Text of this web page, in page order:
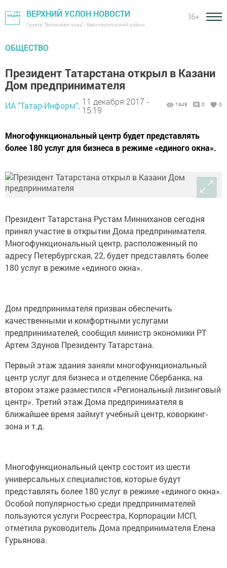
ВЕРХНИЙ УСЛОН НОВОСТИ
Газета "Волжская новь" - Верхнеуслонский район
16+
ОБЩЕСТВО
Президент Татарстана открыл в Казани
Дом предпринимателя
ИА "Татар-Информ", 11 декабря 2017 -
15:19
1948 0 0
Многофункциональный центр будет представлять
более 180 услуг для бизнеса в режиме «единого окна».
Президент Татарстана Рустам Минниханов сегодня
принял участие в открытии Дома предпринимателя.
Многофункциональный центр, расположенный по
адресу Петербургская, 22, будет представлять более
180 услуг в режиме «единого окна».
Дом предпринимателя призван обеспечить
качественными и комфортными услугами
предпринимателей, сообщил министр экономики РТ
Артем Здунов Президенту Татарстана.
Первый этаж здания заняли многофункциональный
центр услуг для бизнеса и отделение Сбербанка, на
втором этаже разместился «Региональный лизинговый
центр». Третий этаж Дома предпринимателя в
ближайшее время займут учебный центр, коворкинг-
зона и т.д.
Многофункциональный центр состоит из шести
универсальных специалистов, которые будут
представлять более 180 услуг в режиме «единого окна».
Особой популярностью среди предпринимателей
пользуются услуги Росреестра, Корпорации МСП,
отметила руководитель Дома предпринимателя Елена
Гурьянова.